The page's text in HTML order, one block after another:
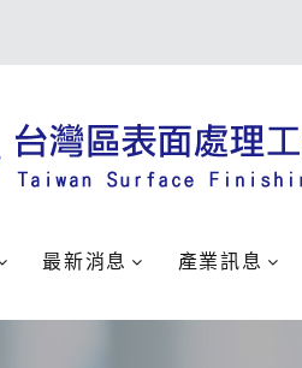
最新消息 產業訊息